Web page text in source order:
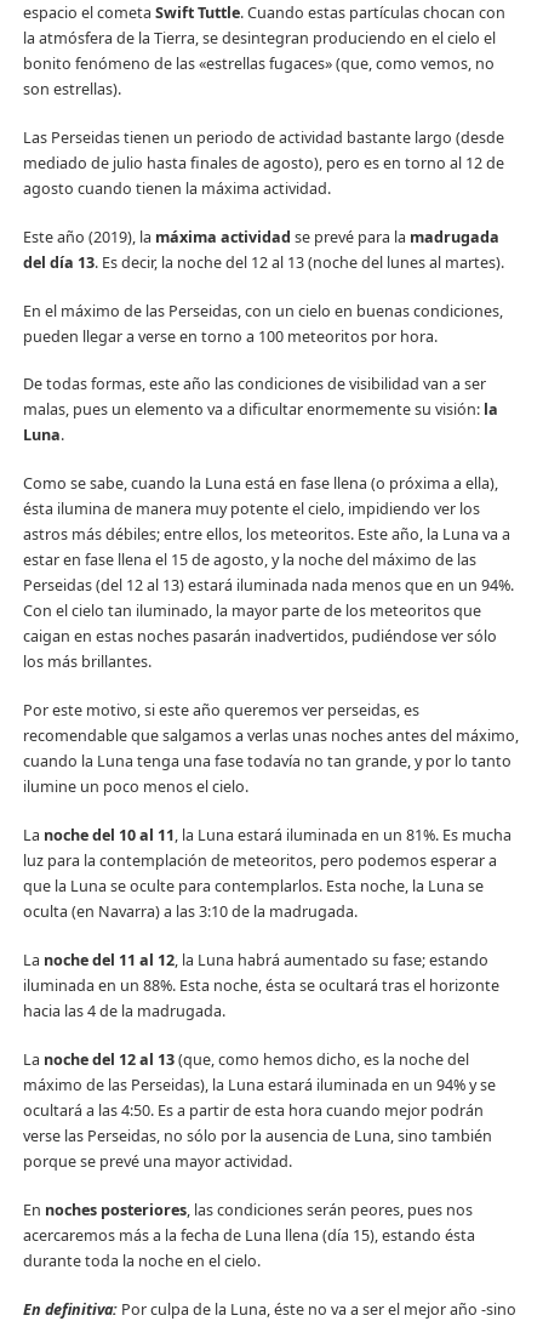
espacio el cometa Swift Tuttle. Cuando estas partículas chocan con
la atmósfera de la Tierra, se desintegran produciendo en el cielo el
bonito fenómeno de las «estrellas fugaces» (que, como vemos, no
son estrellas).
Las Perseidas tienen un periodo de actividad bastante largo (desde
mediado de julio hasta finales de agosto), pero es en torno al 12 de
agosto cuando tienen la máxima actividad.
Este año (2019), la máxima actividad se prevé para la madrugada
del día 13. Es decir, la noche del 12 al 13 (noche del lunes al martes).
En el máximo de las Perseidas, con un cielo en buenas condiciones,
pueden llegar a verse en torno a 100 meteoritos por hora.
De todas formas, este año las condiciones de visibilidad van a ser
malas, pues un elemento va a dificultar enormemente su visión: la
Luna.
Como se sabe, cuando la Luna está en fase llena (o próxima a ella),
ésta ilumina de manera muy potente el cielo, impidiendo ver los
astros más débiles; entre ellos, los meteoritos. Este año, la Luna va a
estar en fase llena el 15 de agosto, y la noche del máximo de las
Perseidas (del 12 al 13) estará iluminada nada menos que en un 94%.
Con el cielo tan iluminado, la mayor parte de los meteoritos que
caigan en estas noches pasarán inadvertidos, pudiéndose ver sólo
los más brillantes.
Por este motivo, si este año queremos ver perseidas, es
recomendable que salgamos a verlas unas noches antes del máximo,
cuando la Luna tenga una fase todavía no tan grande, y por lo tanto
ilumine un poco menos el cielo.
La noche del 10 al 11, la Luna estará iluminada en un 81%. Es mucha
luz para la contemplación de meteoritos, pero podemos esperar a
que la Luna se oculte para contemplarlos. Esta noche, la Luna se
oculta (en Navarra) a las 3:10 de la madrugada.
La noche del 11 al 12, la Luna habrá aumentado su fase; estando
iluminada en un 88%. Esta noche, ésta se ocultará tras el horizonte
hacia las 4 de la madrugada.
La noche del 12 al 13(que, como hemos dicho, es la noche del
máximo de las Perseidas), la Luna estará iluminada en un 94% y se
ocultará a las 4:50. Es a partir de esta hora cuando mejor podrán
verse las Perseidas, no sólo por la ausencia de Luna, sino también
porque se prevé una mayor actividad.
En noches posteriores, las condiciones serán peores, pues nos
acercaremos más a la fecha de Luna llena (día 15), estando ésta
durante toda la noche en el cielo.
En definitiva:Por culpa de la Luna, éste no va a ser el mejor año -sino